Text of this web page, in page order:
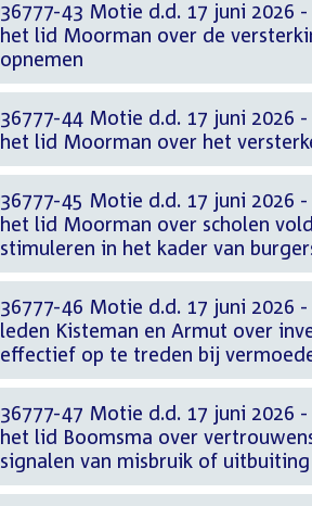
36777-43 Motie d.d. 17 juni 2026
het lid Moorman over de
opnemen
36777-44 Motie d.d. 17 juni 2026
het lid Moorman over het
36777-45 Motie d.d. 17 juni 2026
het lid Moorman over scholen
stimuleren in het kader van
36777-46 Motie d.d. 17 juni 2026
leden Kisteman en Armut over
effectief op te treden bij
36777-47 Motie d.d. 17 juni 2026
het lid Boomsma over
signalen van misbruik of